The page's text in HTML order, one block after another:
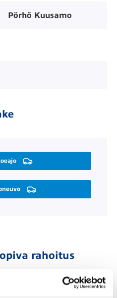
Pörhö Kuusamo
rahoitus